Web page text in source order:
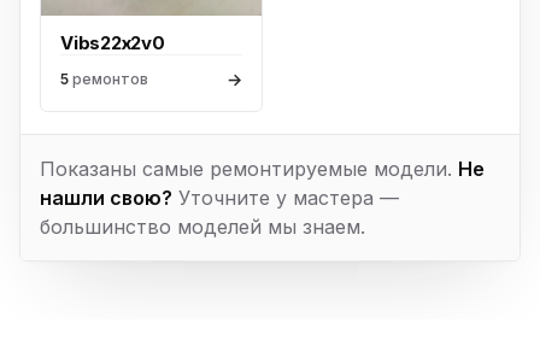
Vibs22x2v0
5 ремонтов →
Показаны самые ремонтируемые модели. Не
нашли свою? Уточните у мастера —
большинство моделей мы знаем.